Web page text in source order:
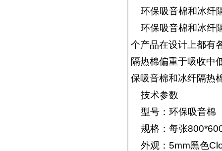
环保吸音棉和冰纤
环保吸音棉和冰纤
个产品在设计上都有
隔热棉偏重于吸收中
保吸音棉和冰纤隔热
技术参数
型号：环保吸音棉
规格：每张
外观：5mm黑色